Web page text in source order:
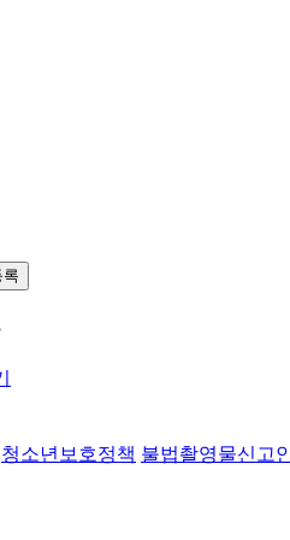
록
청소년보호정책 불법촬영물신고